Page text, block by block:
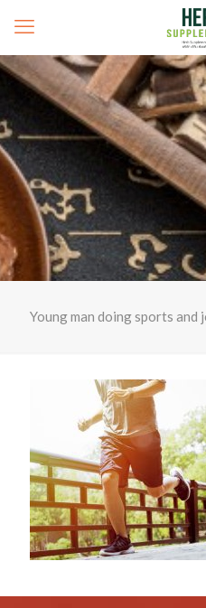
Young man doing sports and